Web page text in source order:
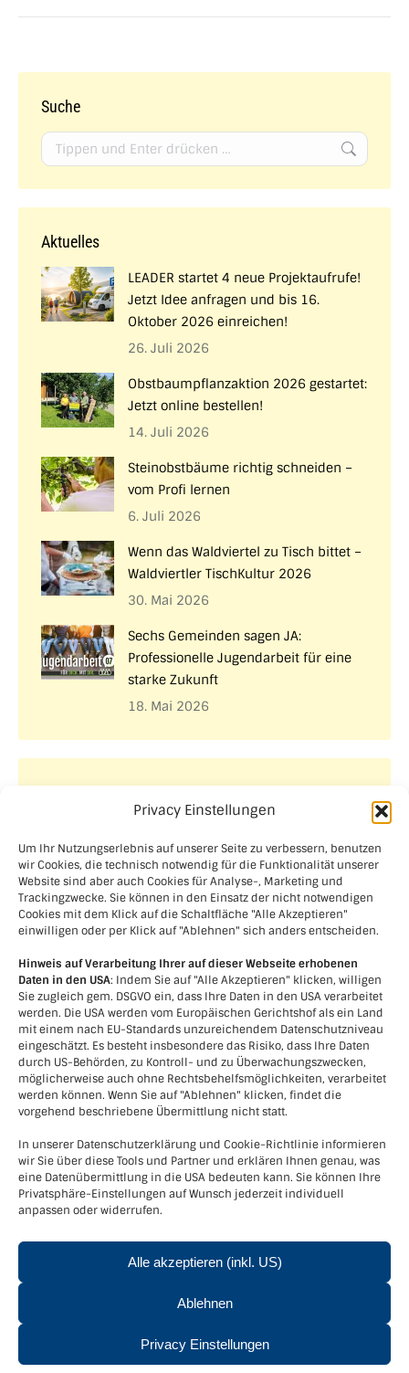
Privacy Einstellungen
Um Ihr Nutzungserlebnis auf unserer Seite zu verbessern, benutzen
wir Cookies, die technisch notwendig für die Funktionalität unserer
Website sind aber auch Cookies für Analyse-, Marketing und
Trackingzwecke. Sie können in den Einsatz der nicht notwendigen
Cookies mit dem Klick auf die Schaltfläche "Alle Akzeptieren"
einwilligen oder per Klick auf "Ablehnen" sich anders entscheiden.
Hinweis auf Verarbeitung Ihrer auf dieser Webseite erhobenen
Daten in den USA: Indem Sie auf "Alle Akzeptieren" klicken, willigen
Sie zugleich gem. DSGVO ein, dass Ihre Daten in den USA verarbeitet
werden. Die USA werden vom Europäischen Gerichtshof als ein Land
mit einem nach EU-Standards unzureichendem Datenschutzniveau
eingeschätzt. Es besteht insbesondere das Risiko, dass Ihre Daten
durch US-Behörden, zu Kontroll- und zu Überwachungszwecken,
möglicherweise auch ohne Rechtsbehelfsmöglichkeiten, verarbeitet
werden können. Wenn Sie auf "Ablehnen" klicken, findet die
vorgehend beschriebene Übermittlung nicht statt.
In unserer Datenschutzerklärung und Cookie-Richtlinie informieren
wir Sie über diese Tools und Partner und erklären Ihnen genau, was
eine Datenübermittlung in die USA bedeuten kann. Sie können Ihre
Privatsphäre-Einstellungen auf Wunsch jederzeit individuell
anpassen oder widerrufen.
Alle akzeptieren (inkl. US)
Ablehnen
Privacy Einstellungen
Suche
Search:
Aktuelles
LEADER startet 4 neue Projektaufrufe!
Jetzt Idee anfragen und bis 16.
Oktober 2026 einreichen!
26. Juli 2026
Obstbaumpflanzaktion 2026 gestartet:
Jetzt online bestellen!
14. Juli 2026
Steinobstbäume richtig schneiden –
vom Profi lernen
6. Juli 2026
Wenn das Waldviertel zu Tisch bittet –
Waldviertler TischKultur 2026
30. Mai 2026
Sechs Gemeinden sagen JA:
Professionelle Jugendarbeit für eine
starke Zukunft
18. Mai 2026
Kontakt
Verein LEADER-Region Kamptal+
Kornplatz 5, 3550 Langenlois
+436643915751
Email:
© Verein LEADER-Region Kamptal - 3550 Langenlois, Kornplatz